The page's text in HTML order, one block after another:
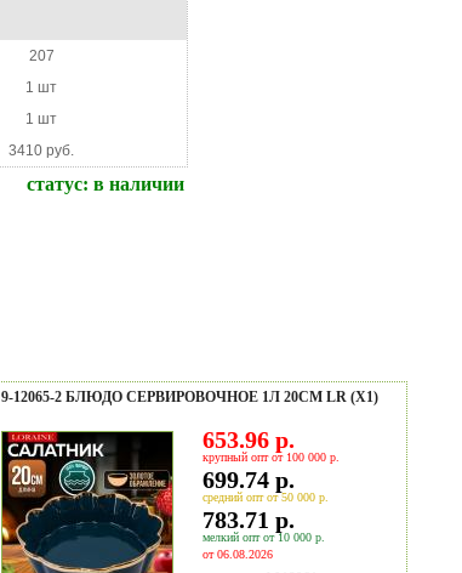
207
1 шт
1 шт
3410 руб.
статус: в наличии
9-12065-2 БЛЮДО СЕРВИРОВОЧНОЕ 1Л 20СМ LR (Х1)
653.96 р.
крупный опт от 100 000 р.
699.74 р.
средний опт от 50 000 р.
783.71 р.
мелкий опт от 10 000 р.
от 06.08.2026